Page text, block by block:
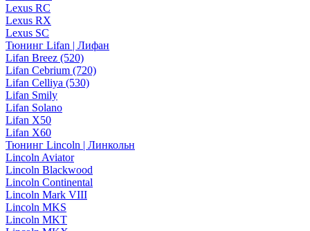
Lexus RC
Lexus RX
Lexus SC
Тюнинг Lifan | Лифан
Lifan Breez (520)
Lifan Cebrium (720)
Lifan Celliya (530)
Lifan Smily
Lifan Solano
Lifan X50
Lifan X60
Тюнинг Lincoln | Линкольн
Lincoln Aviator
Lincoln Blackwood
Lincoln Continental
Lincoln Mark VIII
Lincoln MKS
Lincoln MKT